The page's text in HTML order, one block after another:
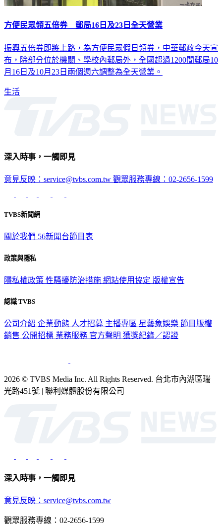
方便民眾領五倍券 郵局16日及23日全天營業
振興五倍券即將上路，為方便民眾假日領券，中華郵政今天宣
布，除部分位於機關、學校內郵局外，全國超過1200間郵局10
月16日及10月23日兩個週六調整為全天營業。
生活
深入時事，一觸即見
意見反映：service@tvbs.com.tw 觀眾服務專線：02-2656-1599
TVBS新聞網
關於我們 56新聞台節目表
政策與隱私
隱私權政策 性騷擾防治措施 網站使用協定 版權宣告
認識 TVBS
公司介紹 企業動態 人才招募 主播專區 星藝象娛樂 節目版權
銷售 公開招標 業務服務 官方聲明 獲獎紀錄／認證
2026 © TVBS Media Inc. All Rights Reserved. 台北市內湖區瑞
光路451號 | 聯利媒體股份有限公司
深入時事，一觸即見
意見反映：service@tvbs.com.tw
觀眾服務專線：02-2656-1599